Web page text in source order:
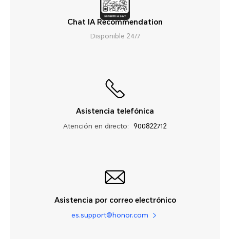
Chat IA Recommendation
Disponible 24/7
Asistencia telefónica
Atención en directo: 900822712
Asistencia por correo electrónico
es.support@honor.com